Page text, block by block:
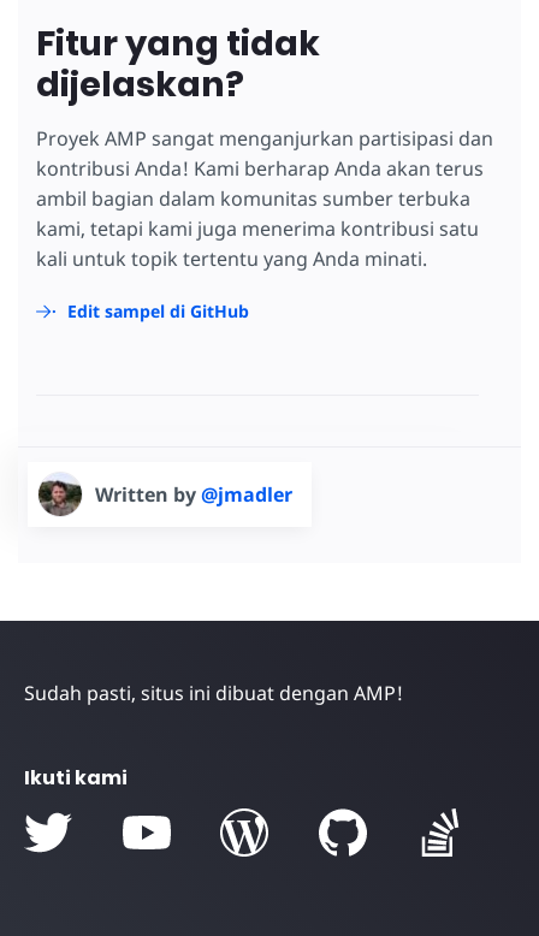
Fitur yang tidak
dijelaskan?
Proyek AMP sangat menganjurkan partisipasi dan
kontribusi Anda! Kami berharap Anda akan terus
ambil bagian dalam komunitas sumber terbuka
kami, tetapi kami juga menerima kontribusi satu
kali untuk topik tertentu yang Anda minati.
Edit sampel di GitHub
Written by@jmadler
Sudah pasti, situs ini dibuat dengan AMP!
Ikuti kami